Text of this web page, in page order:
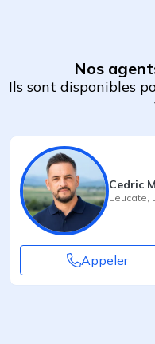
Nos
Ils sont disponibles
Cedric
Leucate
Appeler